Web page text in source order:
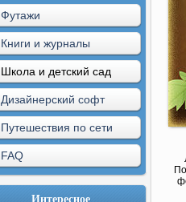
Футажи
Книги и журналы
Школа и детский сад
Дизайнерский софт
Путешествия по сети
FAQ
Интересное